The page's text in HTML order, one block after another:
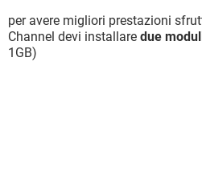
per avere migliori prestazioni
Channel devi installare due
1GB)